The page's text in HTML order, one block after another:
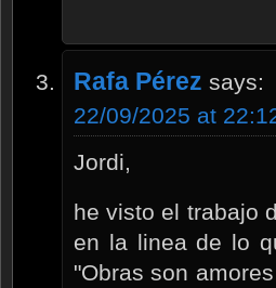
Rafa Pérez says:
22/09/2025 at
Jordi,
he visto el trabajo
en la linea de lo
"Obras son